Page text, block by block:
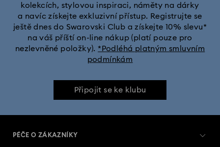
kolekcích, stylovou inspiraci, náměty na dárky
a navíc získejte exkluzivní přístup. Registrujte se
ještě dnes do Swarovski Club a získejte 10% slevu*
na váš příští on-line nákup (platí pouze pro
nezlevněné položky). *Podléhá platným smluvním
podmínkám
Připojit se ke klubu
PÉČE O ZÁKAZNÍKY